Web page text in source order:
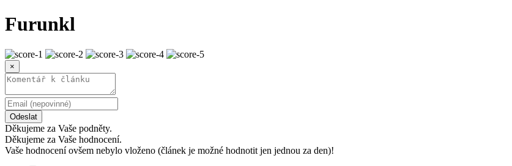
Furunkl
×
Odeslat
Děkujeme za Vaše podněty.
Děkujeme za Vaše hodnocení.
Vaše hodnocení ovšem nebylo vloženo (článek je možné hodnotit jen jednou za den)!